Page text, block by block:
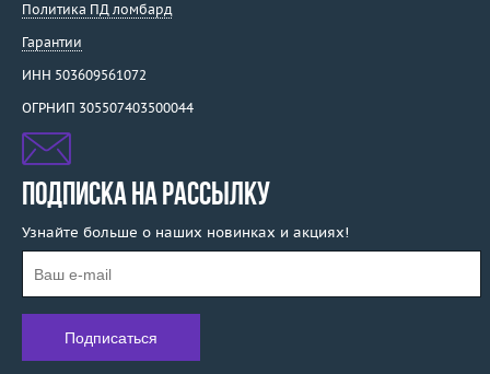
Политика ПД ломбард
Гарантии
ИНН 503609561072
ОГРНИП 305507403500044
ПОДПИСКА НА РАССЫЛКУ
Узнайте больше о наших новинках и акциях!